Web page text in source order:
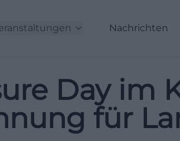
Nachrichten
Day im
für